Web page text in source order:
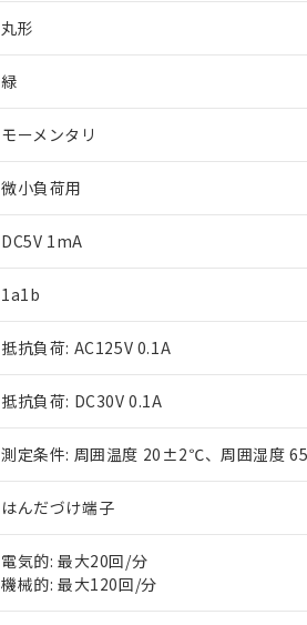
丸形
緑
モーメンタリ
微小負荷用
DC5V 1mA
1a1b
抵抗負荷: AC125V 0.1A
抵抗負荷: DC30V 0.1A
測定条件: 周囲温度 20±2℃、周囲湿度
はんだづけ端子
電気的: 最大20回/分
機械的: 最大120回/分
ご利用条件
以下の条件をお読みいただき、同意
※1 対応状況
対応済み：EU RoHS指令（10物質
対応予定なし：EU RoHS指令（10物
調査・確認中：EU RoHS指令（10物
非該当品：ライセンス料など無形物で
仕入先様の事情により、非含有部品と
があります。
※1 中国RoHS○×表